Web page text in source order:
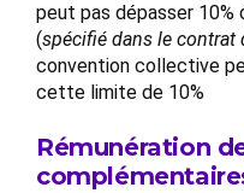
peut pas dépasser 10%
(spécifié dans le contrat
convention collective
cette limite de 10%
Rémunération